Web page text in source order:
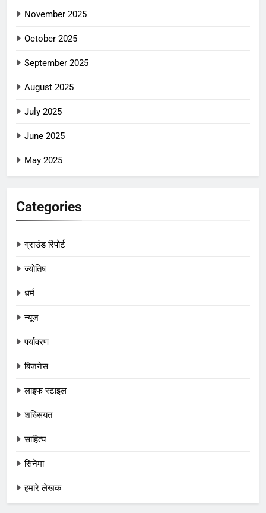
November 2025
October 2025
September 2025
August 2025
July 2025
June 2025
May 2025
Categories
ग्राउंड रिपोर्ट
ज्योतिष
धर्म
न्यूज
पर्यावरण
बिजनेस
लाइफ स्टाइल
शख्सियत
साहित्य
सिनेमा
हमारे लेखक